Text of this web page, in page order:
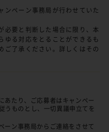
ンペーン事務局が行わせていた
必要と判断した場合に限り、本
ゆる対応をとることができるも
ご了承ください。詳しくはその
あたり、ご応募者はキャンペー
うものとし、一切異議申立てを
ーン事務局からご連絡をさせて